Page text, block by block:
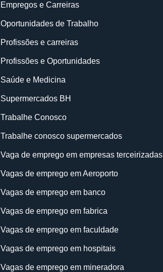
Empregos e Carreiras
Oportunidades de Trabalho
Profissões e carreiras
Profissões e Oportunidades
Saúde e Medicina
Supermercados BH
Trabalhe Conosco
Trabalhe conosco supermercados
Vaga de emprego em empresas terceirizadas
Vagas de emprego em Aeroporto
Vagas de emprego em banco
Vagas de emprego em fabrica
Vagas de emprego em faculdade
Vagas de emprego em hospitais
Vagas de emprego em mineradora